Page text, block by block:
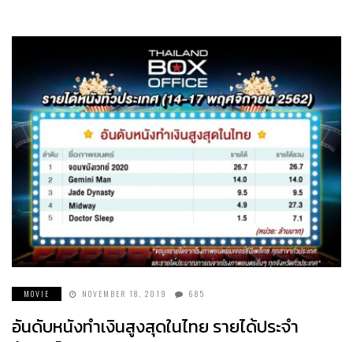
MOVIE NOVEMBER 18, 2019 685
อันดับหนังทำเงินสูงสุดในไทย รายได้ประจำ